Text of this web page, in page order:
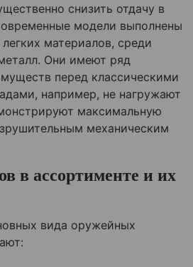
снизить отдачу в
модели выполнены
материалов, среди
Они имеют ряд
перед классическими
например, не нагружают
максимальную
механическим
в ассортименте и их
вида оружейных